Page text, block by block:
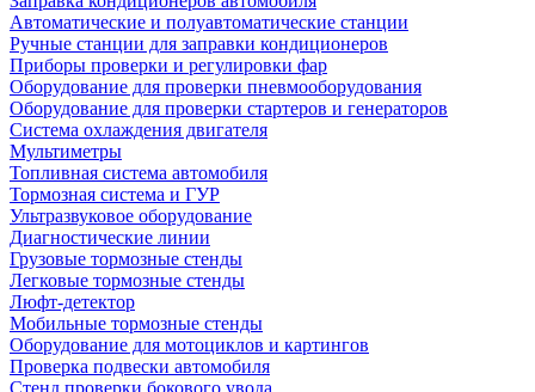
Автоматические и полуавтоматические станции
Ручные станции для заправки кондиционеров
Приборы проверки и регулировки фар
Оборудование для проверки пневмооборудования
Оборудование для проверки стартеров и генераторов
Система охлаждения двигателя
Мультиметры
Топливная система автомобиля
Тормозная система и ГУР
Ультразвуковое оборудование
Диагностические линии
Грузовые тормозные стенды
Легковые тормозные стенды
Люфт-детектор
Мобильные тормозные стенды
Оборудование для мотоциклов и картингов
Проверка подвески автомобиля
Стенд проверки бокового увода